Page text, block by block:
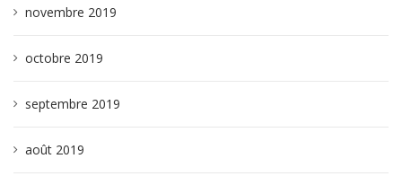
novembre 2019
octobre 2019
septembre 2019
août 2019